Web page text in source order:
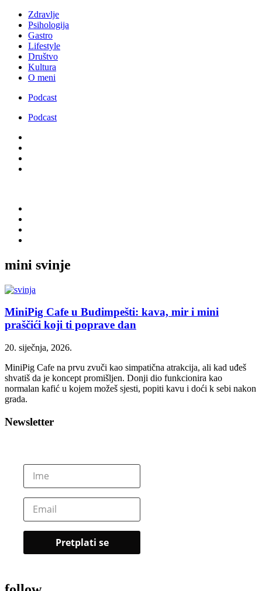
Zdravlje
Psihologija
Gastro
Lifestyle
Društvo
Kultura
O meni
Podcast
Podcast
mini svinje
MiniPig Cafe u Budimpešti: kava, mir i mini
praščići koji ti poprave dan
20. siječnja, 2026.
MiniPig Cafe na prvu zvuči kao simpatična atrakcija, ali kad uđeš
shvatiš da je koncept promišljen. Donji dio funkcionira kao
normalan kafić u kojem možeš sjesti, popiti kavu i doći k sebi nakon
grada.
Newsletter